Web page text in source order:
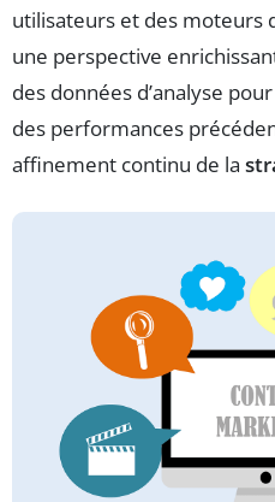
utilisateurs et des moteurs
une perspective
des données d’analyse
des performances
affinement continu de la